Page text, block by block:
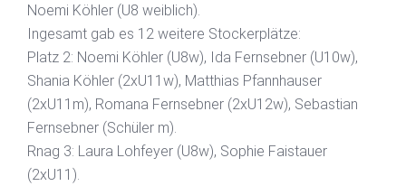
Noemi Köhler (U8 weiblich).
Ingesamt gab es 12 weitere Stockerplätze:
Platz 2: Noemi Köhler (U8w), Ida Fernsebner (U10w),
Shania Köhler (2xU11w), Matthias Pfannhauser
(2xU11m), Romana Fernsebner (2xU12w), Sebastian
Fernsebner (Schüler m).
Rnag 3: Laura Lohfeyer (U8w), Sophie Faistauer
(2xU11).